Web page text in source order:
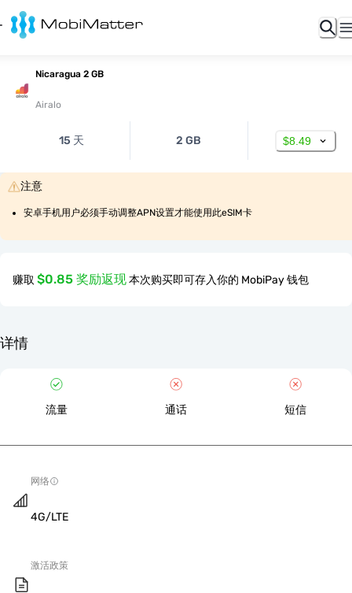
Nicaragua 2 GB
Airalo
15 天 2 GB $8.49
注意
安卓手机用户必须手动调整APN设置才能使用此eSIM卡
赚取 $0.85 奖励返现本次购买即可存入你的 MobiPay 钱包
详情
流量 通话 短信
网络
4G/LTE
激活政策